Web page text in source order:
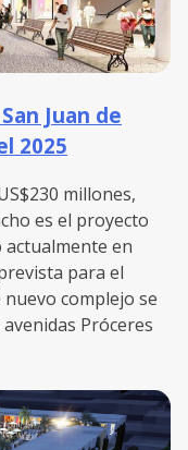
Juan de
2025
millones,
es el proyecto
actualmente en
para el
complejo se
Próceres